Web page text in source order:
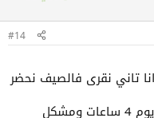
#14
تاني نقرى فالصيف نحضر
ايه بصح انا درت شوي ضغط نقرى كل يوم 4 ساعات ومشكل